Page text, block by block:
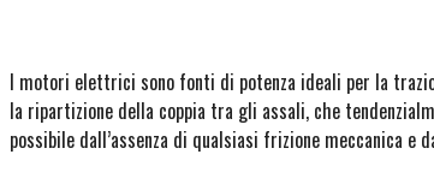
I motori elettrici sono fonti di potenza ideali per la
la ripartizione della coppia tra gli assali, che
possibile dall’assenza di qualsiasi frizione meccanica